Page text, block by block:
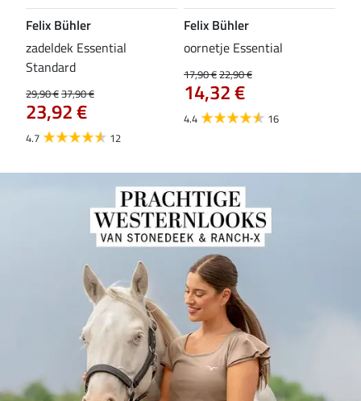
Felix Bühler
zadeldek Essential
Standard
29,90 €37,90 €
23,92 €
4.7 12
Felix Bühler
oornetje Essential
17,90 €22,90 €
14,32 €
4.4 16